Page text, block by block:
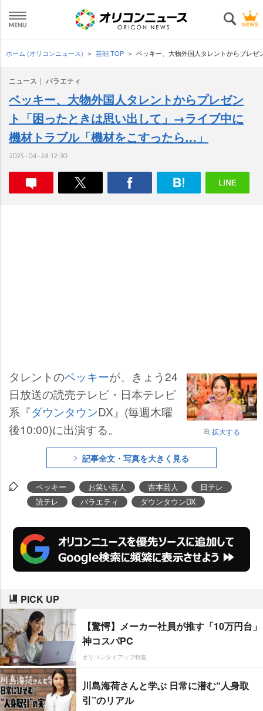
ホーム (オリコンニュース) 芸能 TOP ベッキー、大物外国人タレントからプレ
ニュース バラエティ
ベッキー、大物外国人タレントからプレゼン
ト「困ったときは思い出して」→ライブ中に
機材トラブル「機材をこすったら…」
2025-04-24 12:30
拡大する
タレントのベッキーが、きょう24
日放送の読売テレビ・日本テレビ
系『ダウンタウンDX』(毎週木曜
後10:00)に出演する。
記事全文・写真を大きく見る
ベッキー お笑い芸人 吉本芸人
日テレ
読テレ
バラエティ ダウンタウンDX
PICK UP
【驚愕】メーカー社員が推す「10万円台」
神コスパPC
オリコンタイアップ特集
川島海荷さんと学ぶ 日常に潜む“人身取
引”のリアル